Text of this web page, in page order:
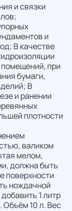
и связки
и
В качестве
при
бумаги,
В
и ранении
плотности
валиком
мелом,
должна быть
поверхности
нождачной
1 литр
Объём 10 л. Вес